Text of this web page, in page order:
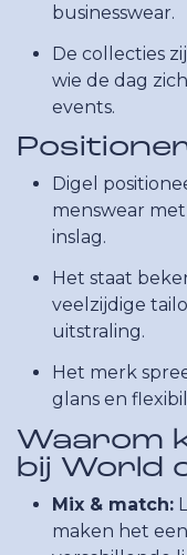
businesswear.
De collecties
wie de dag
events.
Digel
menswear
inslag.
Het staat
veelzijdige
uitstraling.
Het merk
glans en
Waarom
bij World
Mix & match:
maken het